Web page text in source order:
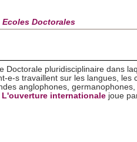
Ecoles Doctorales
Doctorale pluridisciplinaire dans
e-s travaillent sur les langues, les
anglophones,
L'ouverture internationalejoue